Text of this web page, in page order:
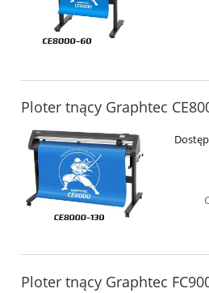
Ploter tnący Graphtec
Ploter tnący Graphtec